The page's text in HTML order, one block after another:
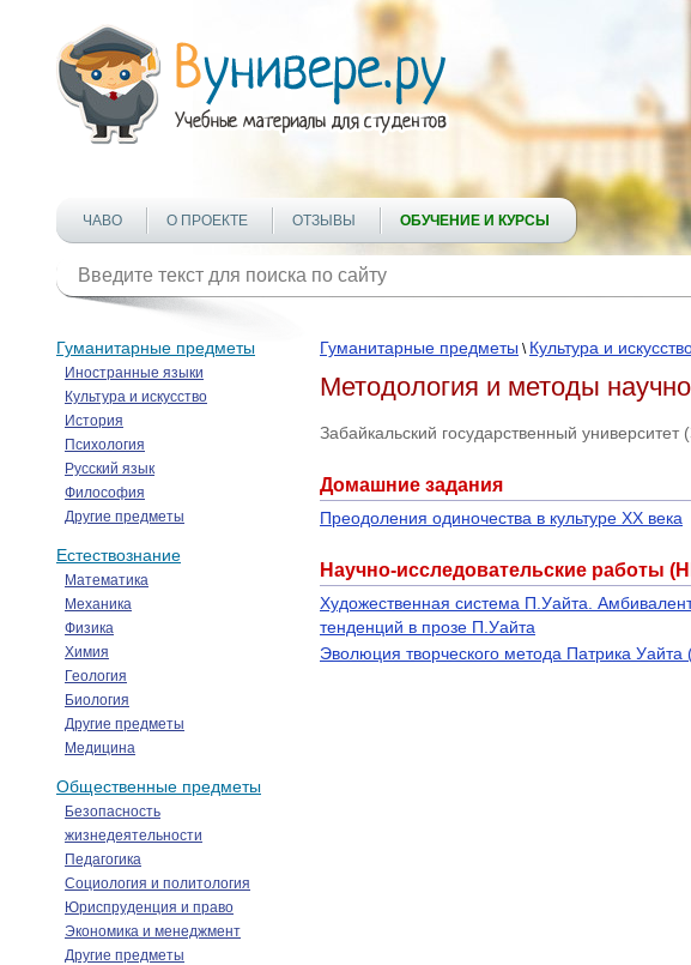
ЧАВО О ПРОЕКТЕ ОТЗЫВЫ ОБУЧЕНИЕ И КУРСЫ
Гуманитарные предметы
Иностранные языки
Культура и искусство
История
Психология
Русский язык
Философия
Другие предметы
Естествознание
Математика
Механика
Физика
Химия
Геология
Биология
Другие предметы
Медицина
Общественные предметы
Безопасность
жизнедеятельности
Педагогика
Социология и политология
Юриспруденция и право
Экономика и менеджмент
Другие предметы
Гуманитарные предметы \ Культура и
Методология и методы
Забайкальский государственный университет
Домашние задания
Преодоления одиночества в культуре XX века
Научно-исследовательские работы
Художественная система П.Уайта.
тенденций в прозе П.Уайта
Эволюция творческого метода Патрика